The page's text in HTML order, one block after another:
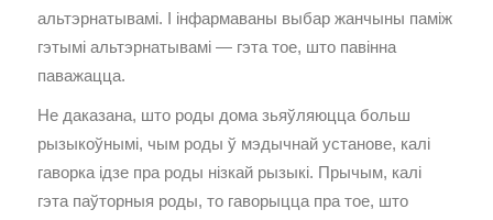
альтэрнатывамі. І інфармаваны выбар жанчыны паміж
гэтымі альтэрнатывамі — гэта тое, што павінна
паважацца.
Не даказана, што роды дома зьяўляюцца больш
рызыкоўнымі, чым роды ў мэдычнай установе, калі
гаворка ідзе пра роды нізкай рызыкі. Прычым, калі
гэта паўторныя роды, то гаворыцца пра тое, што